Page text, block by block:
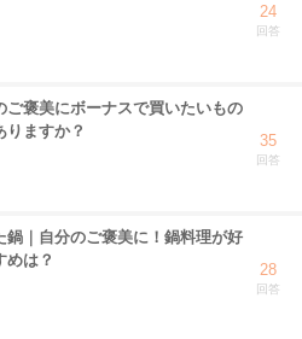
24
回答
ご褒美にボーナスで買いたいもの
りますか？
35
回答
鍋｜自分のご褒美に！鍋料理が好
めは？
28
回答